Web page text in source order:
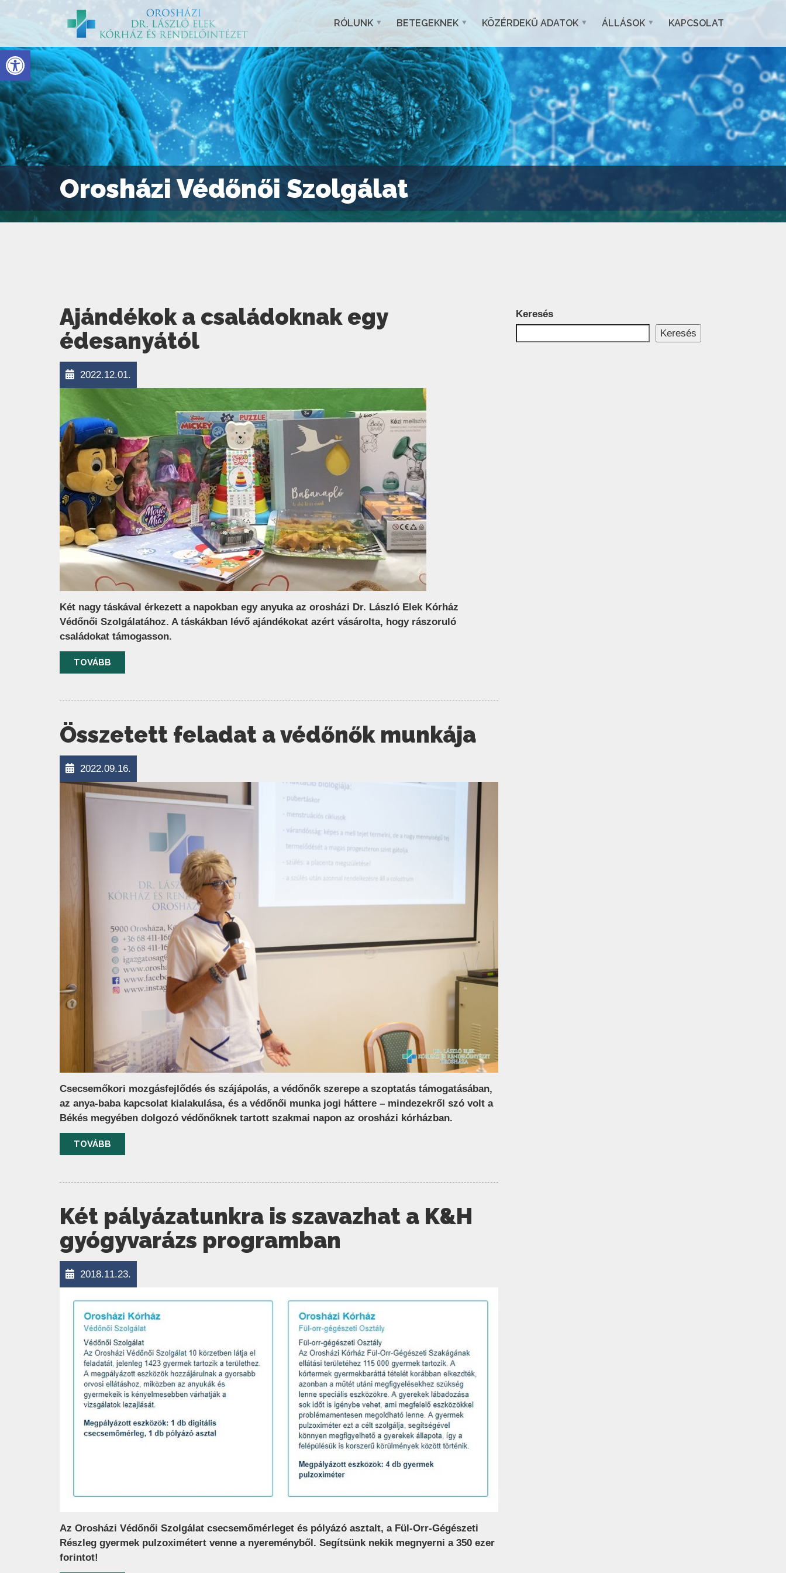
Eszköztár megnyitása
RÓLUNK BETEGEKNEK KÖZÉRDEKŰ ADATOK ÁLLÁSOK KAPCSOLAT
Orosházi Védőnői Szolgálat
Ajándékok a családoknak egy
édesanyától
2022.12.01.
Két nagy táskával érkezett a napokban egy anyuka az orosházi Dr. László Elek Kórház
Védőnői Szolgálatához. A táskákban lévő ajándékokat azért vásárolta, hogy rászoruló
családokat támogasson.
TOVÁBB
Összetett feladat a védőnők munkája
2022.09.16.
Csecsemőkori mozgásfejlődés és szájápolás, a védőnők szerepe a szoptatás támogatásában,
az anya-baba kapcsolat kialakulása, és a védőnői munka jogi háttere – mindezekről szó volt a
Békés megyében dolgozó védőnőknek tartott szakmai napon az orosházi kórházban.
TOVÁBB
Két pályázatunkra is szavazhat a K&H
gyógyvarázs programban
2018.11.23.
Az Orosházi Védőnői Szolgálat csecsemőmérleget és pólyázó asztalt, a Fül-Orr-Gégészeti
Részleg gyermek pulzoximétert venne a nyereményből. Segítsünk nekik megnyerni a 350 ezer
forintot!
Keresés
Keresés